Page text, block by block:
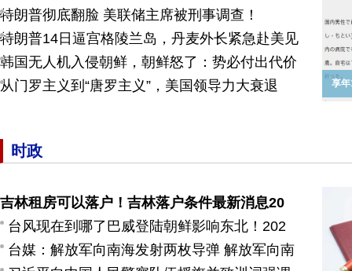
特朗普彻底翻脸 美联储主席被刑事调查！
特朗普14日逼宫格陵兰岛，丹麦外长紧急赴美见
韩国无人机入侵朝鲜，朝鲜怒了：势必付出代价
从门罗主义到“唐罗主义”，美国领导力大衰退
享
时政
吉林租房可以落户！吉林落户条件最新消息20
台风现在到哪了巴威登陆朝鲜影响东北！202
台媒：解放军向南海发射两枚导弹 解放军向南